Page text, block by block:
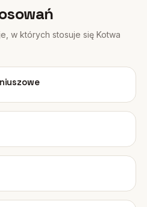
w których stosuje się Kotwa